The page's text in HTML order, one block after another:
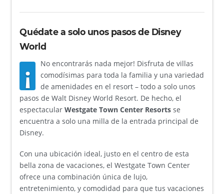
Quédate a solo unos pasos de Disney
World
¡
No encontrarás nada mejor! Disfruta de villas
comodísimas para toda la familia y una variedad
de amenidades en el resort – todo a solo unos
pasos de Walt Disney World Resort. De hecho, el
espectacularWestgate Town Center Resorts se
encuentra a solo una milla de la entrada principal de
Disney.
Con una ubicación ideal, justo en el centro de esta
bella zona de vacaciones, el Westgate Town Center
ofrece una combinación única de lujo,
entretenimiento, y comodidad para que tus vacaciones